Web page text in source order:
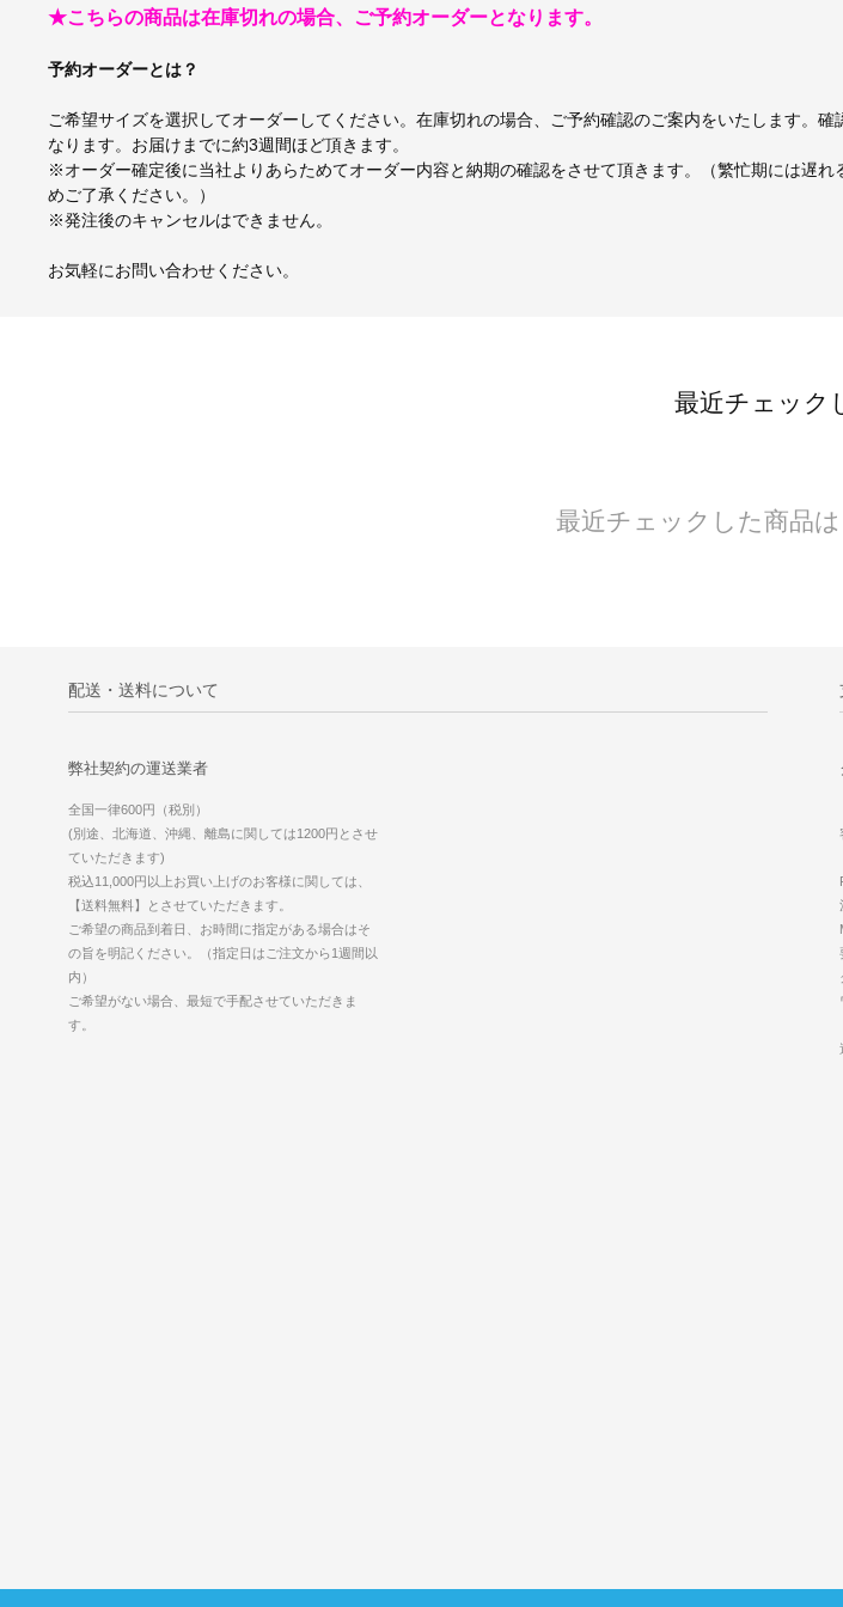
★こちらの商品は在庫切れの場合、ご予約オーダーとなります。
予約オーダーとは？
ご希望サイズを選択してオーダーしてください。在庫切れの場合、ご予約確認のご案内をいたします。確
なります。お届けまでに約3週間ほど頂きます。
※オーダー確定後に当社よりあらためてオーダー内容と納期の確認をさせて頂きます。（繁忙期には遅れ
めご了承ください。）
※発注後のキャンセルはできません。
お気軽にお問い合わせください。
最近チェック
最近チェックした商品
配送・送料について
弊社契約の運送業者
全国一律600円（税別）
(別途、北海道、沖縄、離島に関しては1200円とさせ
ていただきます)
税込11,000円以上お買い上げのお客様に関しては、
【送料無料】とさせていただきます。
ご希望の商品到着日、お時間に指定がある場合はそ
の旨を明記ください。（指定日はご注文から1週間以
内）
ご希望がない場合、最短で手配させていただきま
す。